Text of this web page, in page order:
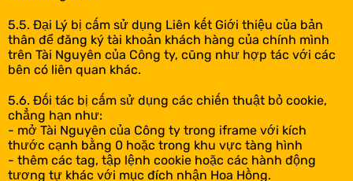
5.5. Đại Lý bị cấm sử dụng Liên kết Giới thiệu của bản
thân để đăng ký tài khoản khách hàng của chính mình
trên Tài Nguyên của Công ty, cũng như hợp tác với các
bên có liên quan khác.
5.6. Đối tác bị cấm sử dụng các chiến thuật bỏ cookie,
chẳng hạn như:
- mở Tài Nguyên của Công ty trong iframe với kích
thước cạnh bằng 0 hoặc trong khu vực tàng hình
- thêm các tag, tập lệnh cookie hoặc các hành động
tương tự khác với mục đích nhận Hoa Hồng.